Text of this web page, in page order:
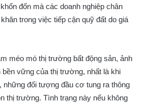
đốn mà các doanh nghiệp chân
trong việc tiếp cận quỹ đất do giá
méo mó thị trường bất động sản, ảnh
vững của thị trường, nhất là khi
những đối tượng đầu cơ tung ra thông
thị trường. Tình trạng này nếu không